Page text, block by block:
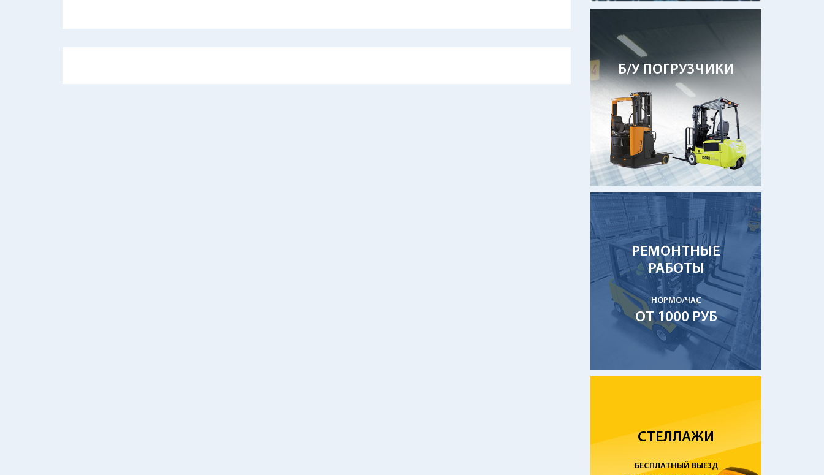
Б/У ПОГРУЗЧИКИ
РЕМОНТНЫЕ
РАБОТЫ
НОРМО/ЧАС
ОТ 1000 РУБ
СТЕЛЛАЖИ
БЕСПЛАТНЫЙ ВЫЕЗД